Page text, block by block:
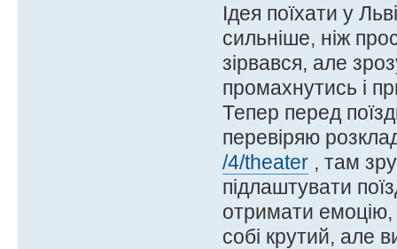
Ідея поїхати у
сильніше, ніж
зірвався, але
промахнутись і
Тепер перед
перевіряю
/4/theater, там
підлаштувати
отримати емоцію,
собі крутий, але